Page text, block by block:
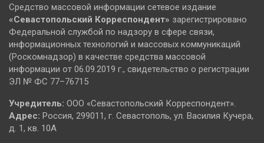
Средство массовой информации сетевое издание
«Севастопольский Корреспондент» зарегистрировано
Федеральной службой по надзору в сфере связи,
информационных технологий и массовых коммуникаций
(Роскомнадзор) в качестве средства массовой
информации от 06.09.2019 г., свидетельство о регистрации
ЭЛ № ФС 77–76715
Учредитель: ООО «Севастопольский Корреспондент».
Адрес: Россия, 299011, г. Севастополь, ул. Василия Кучера,
д. 1, кв. 10А